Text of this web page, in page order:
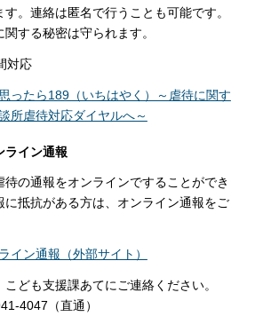
。連絡は匿名で行うことも可能です。
する秘密は守られます。
対応
ったら189（いちはやく）～虐待に関す
所虐待対応ダイヤルへ～
ライン通報
の通報をオンラインですることができ
に抵抗がある方は、オンライン通報をご
イン通報（外部サイト）
ども支援課あてにご連絡ください。
4047（直通）